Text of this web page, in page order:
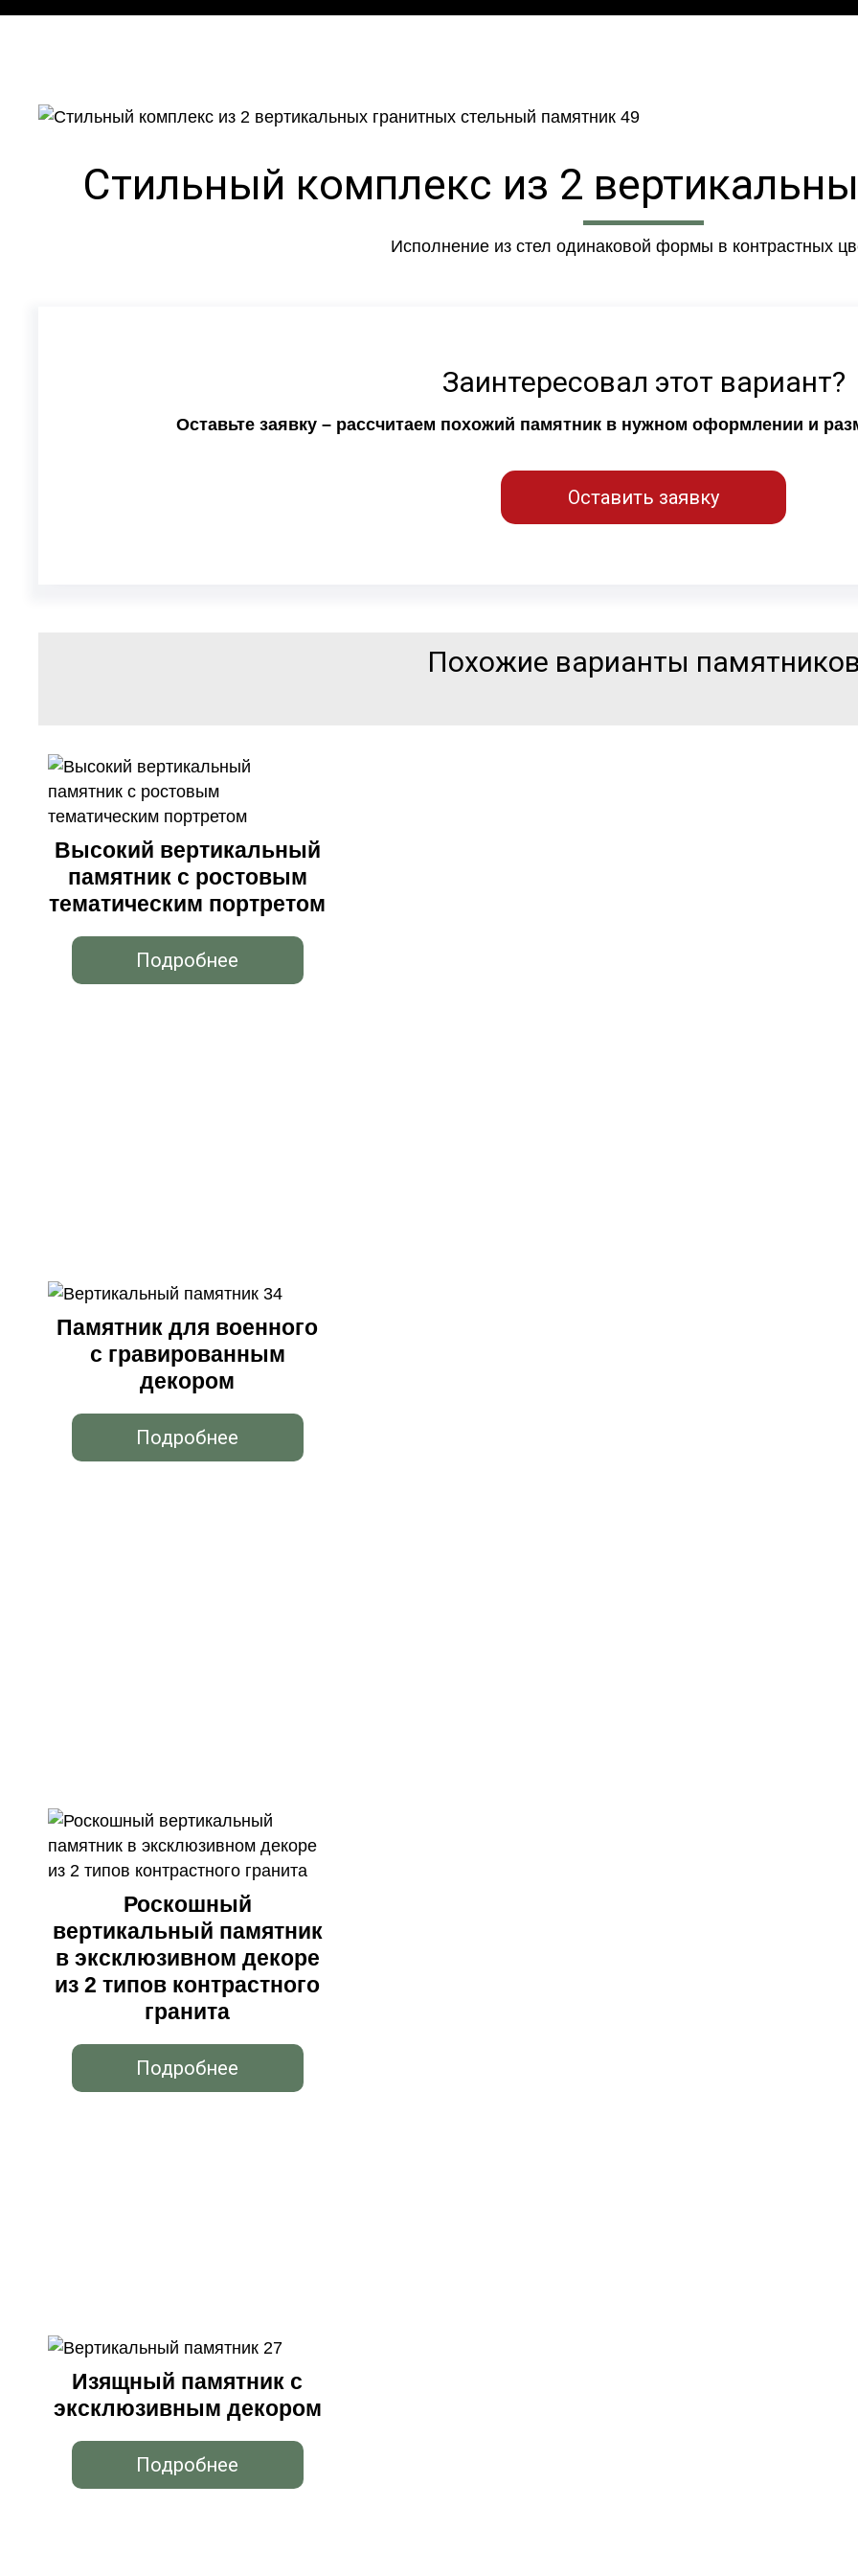
Стильный комплекс из 2
Исполнение из стел одинаковой формы в контрастных
Заинтересовал этот вариант?
Оставьте заявку – рассчитаем похожий памятник в нужном оформлении и
Оставить заявку
Похожие варианты
Высокий вертикальный
памятник с ростовым
тематическим портретом
Подробнее
Памятник для военного
с гравированным
декором
Подробнее
Роскошный
вертикальный памятник
в эксклюзивном декоре
из 2 типов контрастного
гранита
Подробнее
Изящный памятник с
эксклюзивным декором
Подробнее